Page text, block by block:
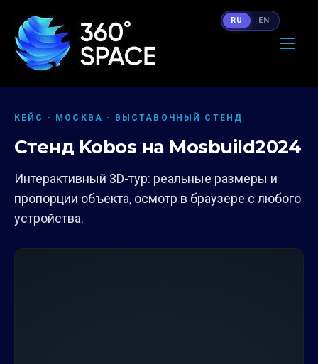
КЕЙС · МОСКВА · ВЫСТАВОЧНЫЙ СТЕНД
Стенд Kobos на Mosbuild2024
Интерактивный 3D-тур: реальные размеры и
пропорции объекта, осмотр в браузере с любого
устройства.
RU EN